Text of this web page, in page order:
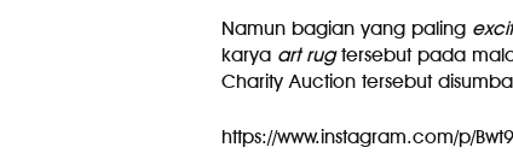
Namun bagian yang paling
karya art rugtersebut pada
Charity Auction tersebut
https://www.instagram.com/p/